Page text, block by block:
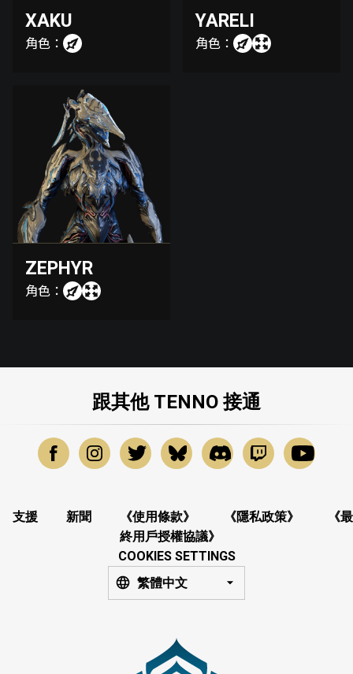
XAKU
角色：
YARELI
角色：
ZEPHYR
角色：
跟其他 TENNO 接通
支援 新聞 《使用條款》 《隱私政策》
《最
終用戶授權協議》
COOKIES SETTINGS
繁體中文